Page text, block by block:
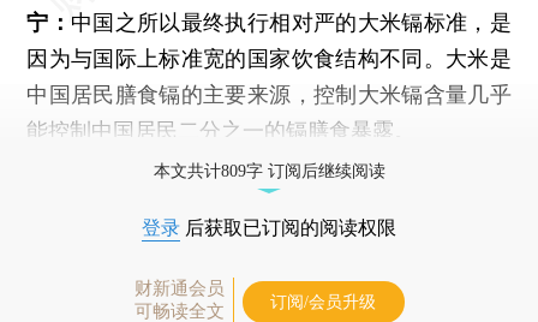
宁： 中国之所以最终执行相对严的大米镉标准，是
因为与国际上标准宽的国家饮食结构不同。大米是
中国居民膳食镉的主要来源，控制大米镉含量几乎
能控制中国居民二分之一的镉膳食暴露。
本文共计809字 订阅后继续阅读
登录 后获取已订阅的阅读权限
财新通会员
可畅读全文
订阅/会员升级